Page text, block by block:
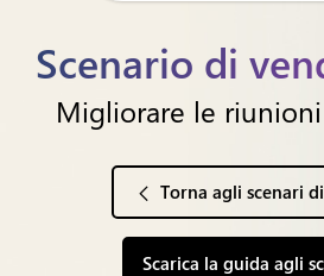
Scenario di
Migliorare le
Torna agli scenari
Scarica la guida agli